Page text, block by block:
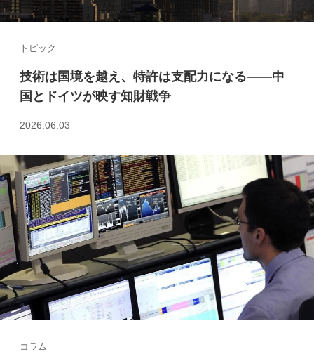
トピック
技術は国境を越え、特許は支配力になる――中
国とドイツが映す知財戦争
2026.06.03
コラム